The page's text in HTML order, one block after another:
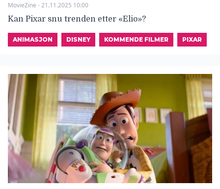
MovieZine - 21.11.2025 10:00
Kan Pixar snu trenden etter «Elio»?
ANIMASJON DISNEY KOMMENDE FILMER PIXAR